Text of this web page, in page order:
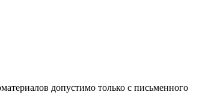
допустимо только с письменного